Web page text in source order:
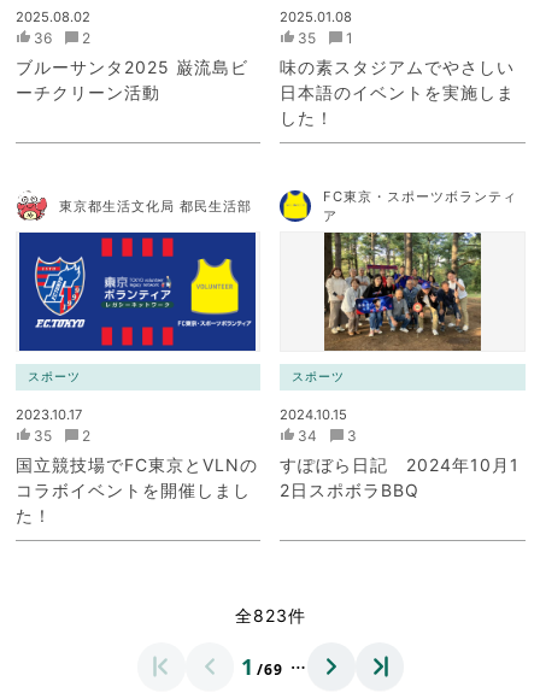
2025.08.02
36 2
ブルーサンタ2025 巌流島ビ
ーチクリーン活動
2025.01.08
35 1
味の素スタジアムでやさしい
日本語のイベントを実施しま
した！
東京都生活文化局 都民生活部
スポーツ
2023.10.17
35 2
国立競技場でFC東京とVLNの
コラボイベントを開催しまし
た！
FC東京・スポーツボランティ
ア
スポーツ
2024.10.15
34 3
すぽぼら日記 2024年10月1
2日スポボラBBQ
全823件
1 /69 …